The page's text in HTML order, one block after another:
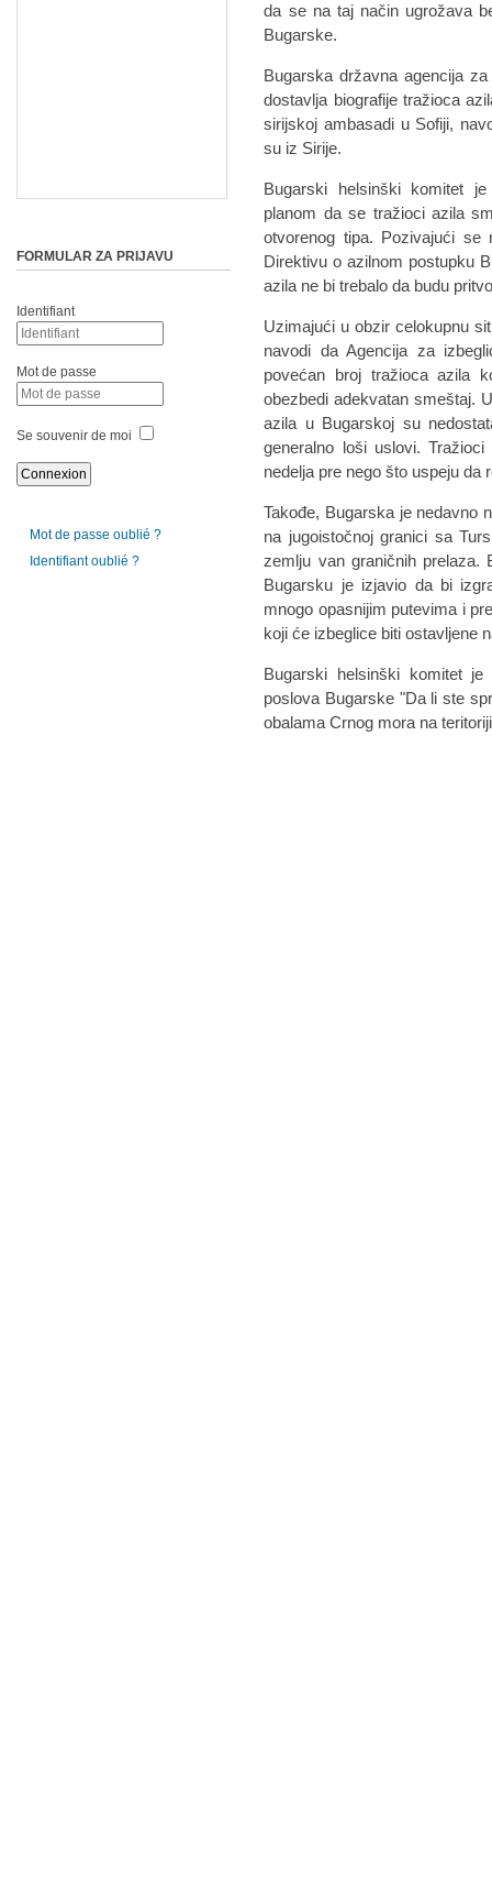
da se na taj način ugrožava
Bugarske.
Bugarska državna agencija
dostavlja biografije tražioca
sirijskoj ambasadi u Sofiji,
su iz Sirije.
Bugarski helsinški komitet
planom da se tražioci azila
otvorenog tipa. Pozivajući
Direktivu o azilnom postupku
azila ne bi trebalo da budu
Uzimajući u obzir celokupnu
navodi da Agencija za
povećan broj tražioca azila
obezbedi adekvatan smeštaj.
azila u Bugarskoj su
generalno loši uslovi.
nedelja pre nego što uspeju da
Takođe, Bugarska je nedavno
na jugoistočnoj granici sa
zemlju van graničnih prelaza.
Bugarsku je izjavio da bi
mnogo opasnijim putevima i
koji će izbeglice biti ostavljene
Bugarski helsinški komitet je
poslova Bugarske "Da li ste
obalama Crnog mora na
FORMULAR ZA PRIJAVU
Identifiant
Mot de passe
Se souvenir de moi
Mot de passe oublié ?
Identifiant oublié ?